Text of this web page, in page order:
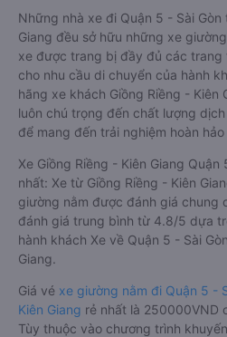
Những nhà xe đi Quận 5 - Sài Gòn
Giang đều sở hữu những xe
xe được trang bị đầy đủ các trang
cho nhu cầu di chuyển của hành
hãng xe khách Giồng Riềng - Kiên
luôn chú trọng đến chất lượng
để mang đến trải nghiệm hoàn
Xe Giồng Riềng - Kiên Giang
nhất: Xe từ Giồng Riềng - Kiên
giường nằm được đánh giá chung
đánh giá trung bình từ 4.8/5 dựa
hành khách Xe về Quận 5 - Sài
Giang.
Giá vé xe giường nằm đi Quận 5 -
Kiên Giang rẻ nhất là 250000VND
Tùy thuộc vào chương trình